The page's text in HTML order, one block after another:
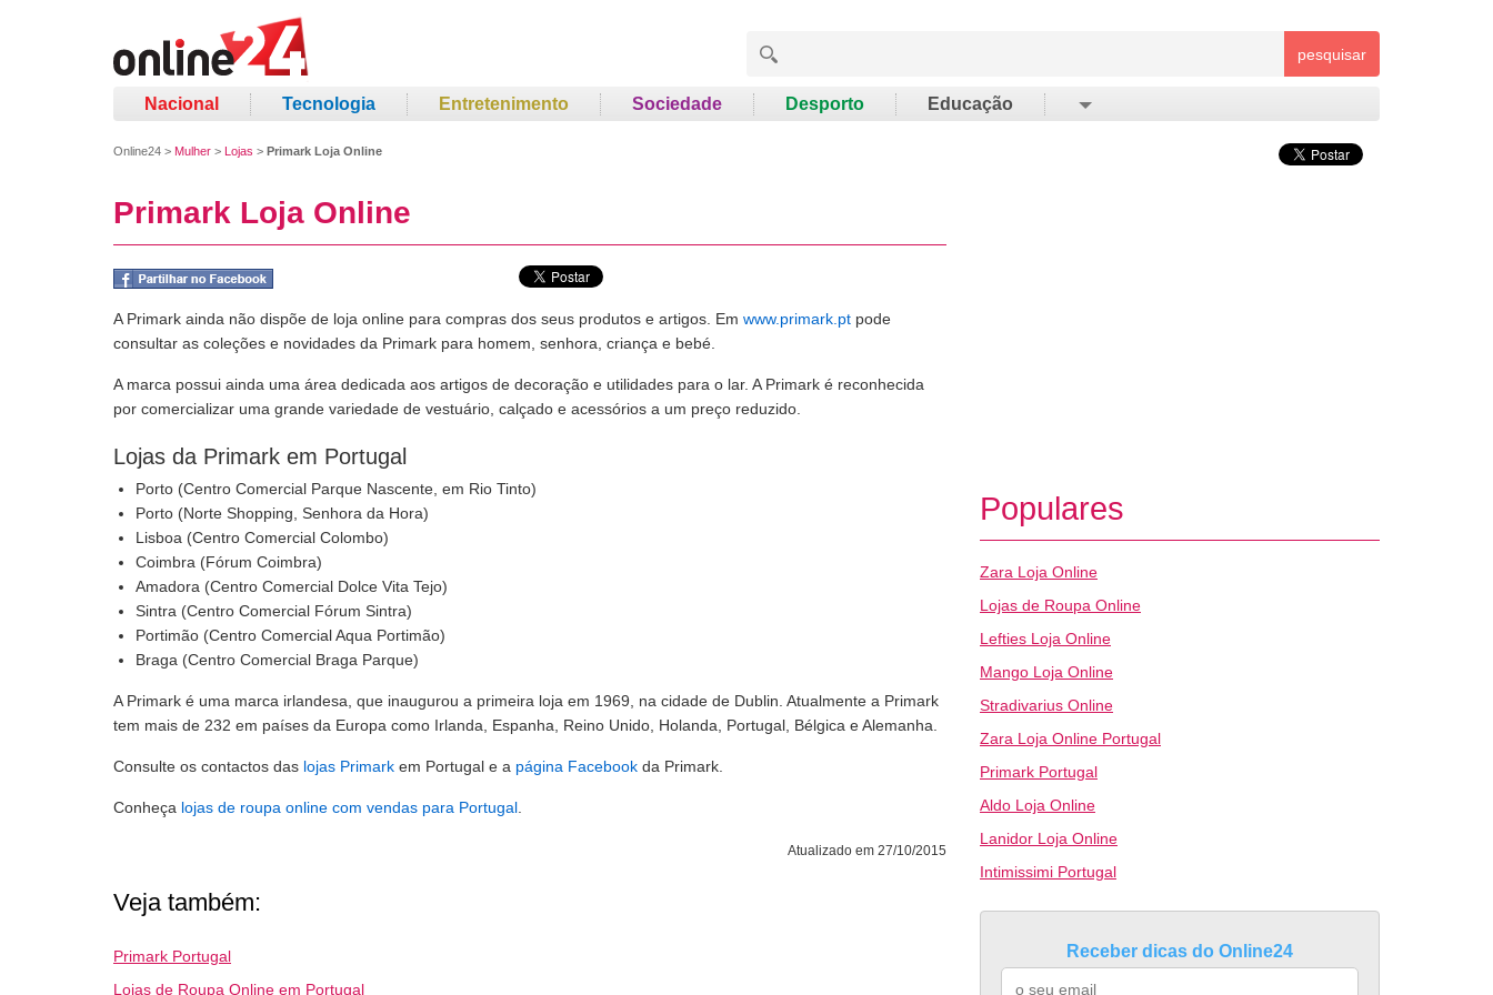
pesquisar
Nacional Tecnologia Entretenimento Sociedade Desporto Educação
Online24 > Mulher > Lojas > Primark Loja Online
Primark Loja Online
A Primark ainda não dispõe de loja online para compras dos seus produtos e artigos. Em www.primark.pt pode
consultar as coleções e novidades da Primark para homem, senhora, criança e bebé.
A marca possui ainda uma área dedicada aos artigos de decoração e utilidades para o lar. A Primark é reconhecida
por comercializar uma grande variedade de vestuário, calçado e acessórios a um preço reduzido.
Lojas da Primark em Portugal
Porto (Centro Comercial Parque Nascente, em Rio Tinto)
Porto (Norte Shopping, Senhora da Hora)
Lisboa (Centro Comercial Colombo)
Coimbra (Fórum Coimbra)
Amadora (Centro Comercial Dolce Vita Tejo)
Sintra (Centro Comercial Fórum Sintra)
Portimão (Centro Comercial Aqua Portimão)
Braga (Centro Comercial Braga Parque)
A Primark é uma marca irlandesa, que inaugurou a primeira loja em 1969, na cidade de Dublin. Atualmente a Primark
tem mais de 232 em países da Europa como Irlanda, Espanha, Reino Unido, Holanda, Portugal, Bélgica e Alemanha.
Consulte os contactos das lojas Primark em Portugal e a página Facebook da Primark.
Conheça lojas de roupa online com vendas para Portugal
Atualizado em 27/10/2015
Veja também:
Primark Portugal
Lojas de Roupa Online em Portugal
Populares
Zara Loja Online
Lojas de Roupa Online
Lefties Loja Online
Mango Loja Online
Stradivarius Online
Zara Loja Online Portugal
Primark Portugal
Aldo Loja Online
Lanidor Loja Online
Intimissimi Portugal
Receber dicas do Online24